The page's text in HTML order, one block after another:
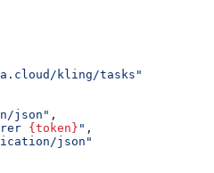
kling/tasks"
json" ,
{token} " ,
json"